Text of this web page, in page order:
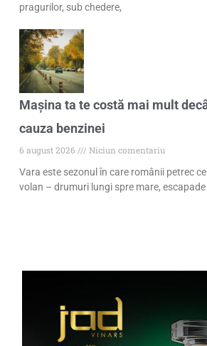
pragurilor, sub chedere,
Mașina ta te costă mai mult
cauza benzinei
6 august 2026
Niciun comentariu
Vara este sezonul în care românii petrec
volan – drumuri lungi spre mare,